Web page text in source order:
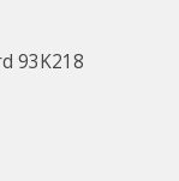
93K218